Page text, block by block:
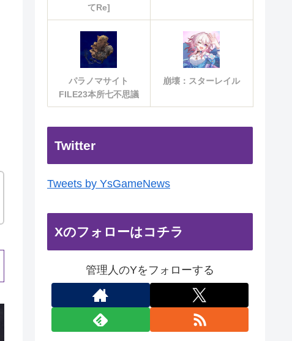
てRe]
パラノマサイト
FILE23本所七不思議
崩壊：スターレイル
Twitter
Tweets by YsGameNews
Xのフォローはコチラ
管理人のYをフォローする